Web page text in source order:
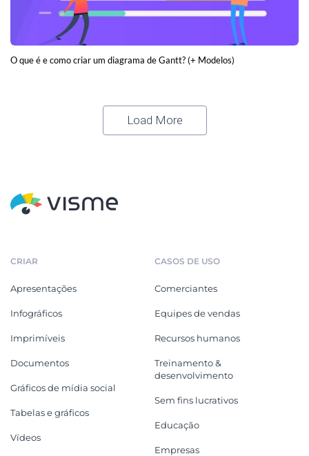
O que é e como criar um diagrama de Gantt? (+ Modelos)
Load More
CRIAR
Apresentações
Infográficos
Imprimíveis
Documentos
Gráficos de mídia social
Tabelas e gráficos
Vídeos
CASOS DE USO
Comerciantes
Equipes de vendas
Recursos humanos
Treinamento &
desenvolvimento
Sem fins lucrativos
Educação
Empresas